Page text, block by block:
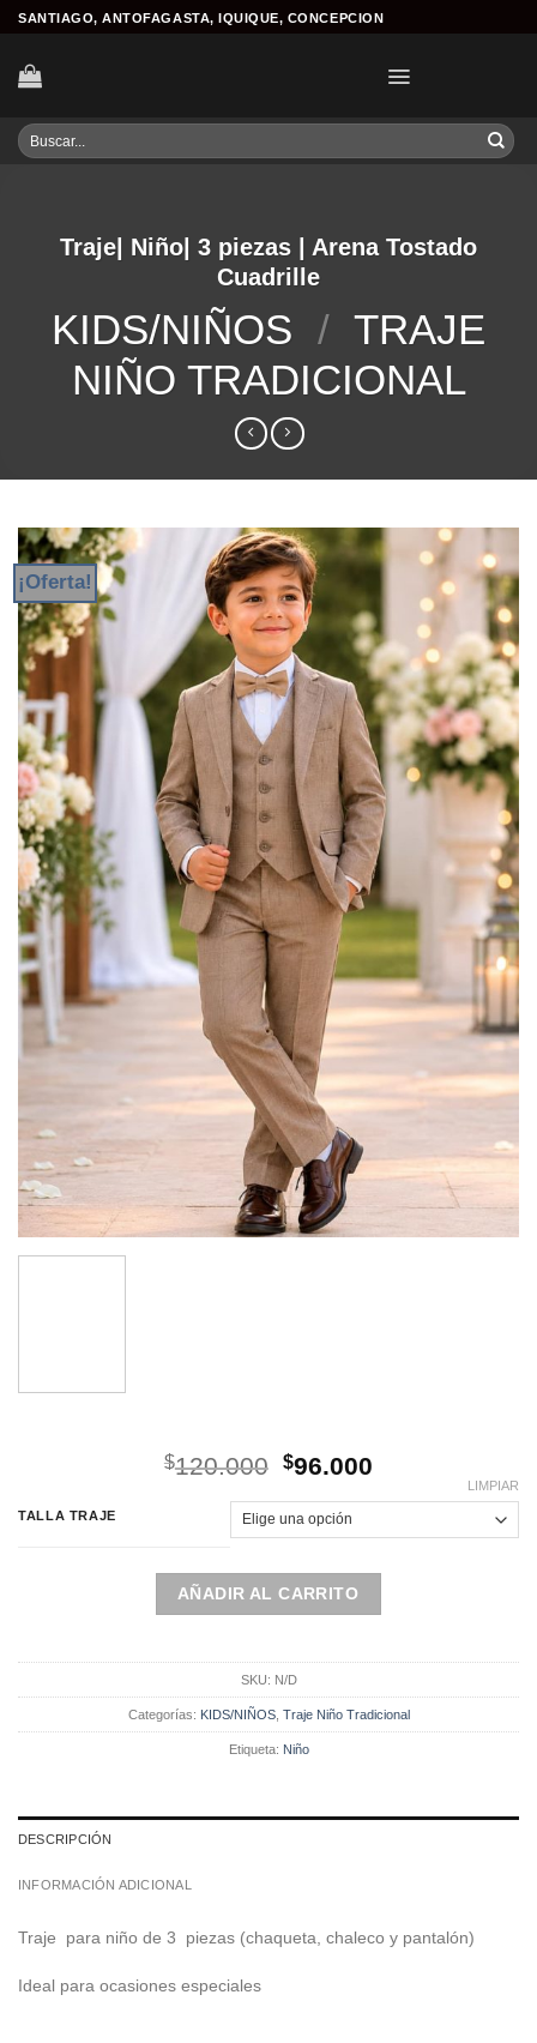
Skip
content
SANTIAGO, ANTOFAGASTA, IQUIQUE, CONCEPCION
Buscar
por:
Traje| Niño| 3 piezas | Arena Tostado
Cuadrille
KIDS/NIÑOS / TRAJE
NIÑO TRADICIONAL
¡Oferta!
$120.000 El
original
era:
$96.000
es:
TALLA TRAJE
LIMPIAR
AÑADIR AL CARRITO
SKU: N/D
Categorías: KIDS/NIÑOS, Traje Niño Tradicional
Etiqueta: Niño
DESCRIPCIÓN
INFORMACIÓN ADICIONAL
Traje para niño de 3 piezas (chaqueta, chaleco y pantalón)
Ideal para ocasiones especiales